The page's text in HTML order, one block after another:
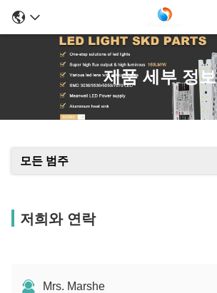
제품 세부 정보
모든 범주
저희와 연락
Mrs. Marshe